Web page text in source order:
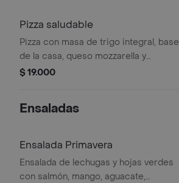
Pizza saludable
Pizza con masa de trigo integral, base
de la casa, queso mozzarella y
albahaca. escoge 4 acompañantes,
$ 19.000
Ensaladas
Ensalada Primavera
Ensalada de lechugas y hojas verdes
con salmón, mango, aguacate,